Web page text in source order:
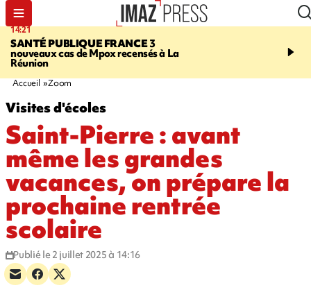
14:21
SANTÉ PUBLIQUE FRANCE3
nouveaux cas de Mpox recensés à La
Réunion
15:45
dix établissements ont
Accueil Zoom
Visites d'écoles
Saint-Pierre : avant
même les grandes
vacances, on prépare la
prochaine rentrée
scolaire
Publié le 2 juillet 2025 à 14:16